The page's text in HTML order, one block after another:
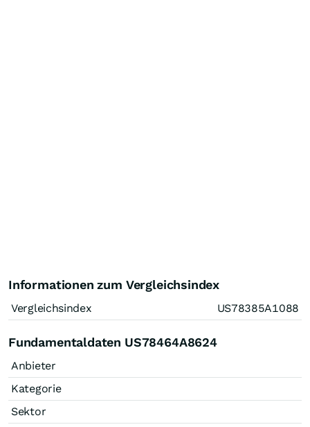
Informationen zum Vergleichsindex
Vergleichsindex US78385A1088
Fundamentaldaten US78464A8624
Anbieter
Kategorie
Sektor